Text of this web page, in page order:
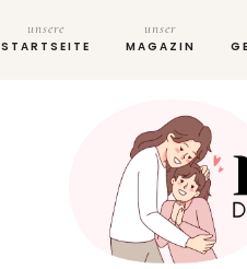
unsere
STARTSEITE
unser
MAGAZIN